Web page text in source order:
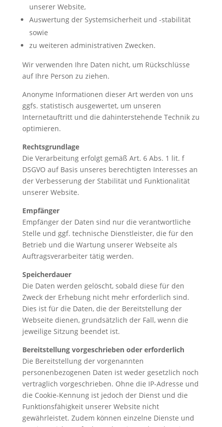
unserer Website,
Auswertung der Systemsicherheit und -stabilität
sowie
zu weiteren administrativen Zwecken.
Wir verwenden Ihre Daten nicht, um Rückschlüsse
auf Ihre Person zu ziehen.
Anonyme Informationen dieser Art werden von uns
ggfs. statistisch ausgewertet, um unseren
Internetauftritt und die dahinterstehende Technik zu
optimieren.
Rechtsgrundlage
Die Verarbeitung erfolgt gemäß Art. 6 Abs. 1 lit. f
DSGVO auf Basis unseres berechtigten Interesses an
der Verbesserung der Stabilität und Funktionalität
unserer Website.
Empfänger
Empfänger der Daten sind nur die verantwortliche
Stelle und ggf. technische Dienstleister, die für den
Betrieb und die Wartung unserer Webseite als
Auftragsverarbeiter tätig werden.
Speicherdauer
Die Daten werden gelöscht, sobald diese für den
Zweck der Erhebung nicht mehr erforderlich sind.
Dies ist für die Daten, die der Bereitstellung der
Webseite dienen, grundsätzlich der Fall, wenn die
jeweilige Sitzung beendet ist.
Bereitstellung vorgeschrieben oder erforderlich
Die Bereitstellung der vorgenannten
personenbezogenen Daten ist weder gesetzlich noch
vertraglich vorgeschrieben. Ohne die IP-Adresse und
die Cookie-Kennung ist jedoch der Dienst und die
Funktionsfähigkeit unserer Website nicht
gewährleistet. Zudem können einzelne Dienste und